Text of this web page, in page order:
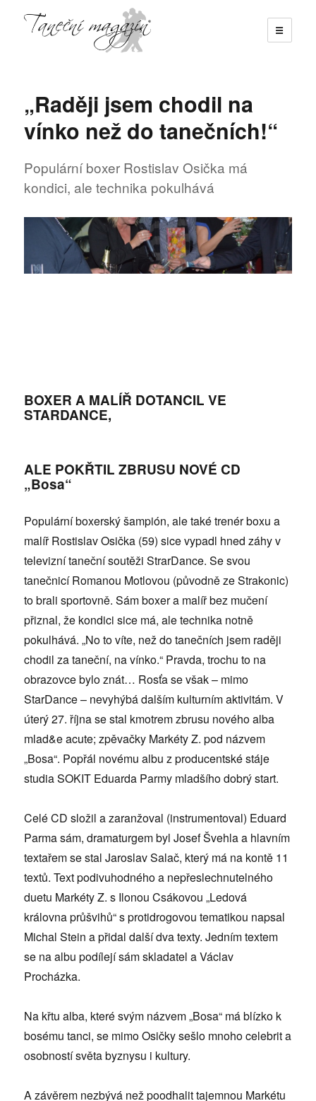
☰
„Raději jsem chodil na
vínko než do tanečních!“
Populární boxer Rostislav Osička má
kondici, ale technika pokulhává
BOXER A MALÍŘ DOTANCIL VE
STARDANCE,
ALE POKŘTIL ZBRUSU NOVÉ CD
„Bosa“
Populární boxerský šampión, ale také trenér boxu a
malíř Rostislav Osička (59) sice vypadl hned záhy v
televizní taneční soutěži StrarDance. Se svou
tanečnicí Romanou Motlovou (původně ze Strakonic)
to brali sportovně. Sám boxer a malíř bez mučení
přiznal, že kondici sice má, ale technika notně
pokulhává. „No to víte, než do tanečních jsem raději
chodil za taneční, na vínko.“ Pravda, trochu to na
obrazovce bylo znát… Rosťa se však – mimo
StarDance – nevyhýbá dalším kulturním aktivitám. V
úterý 27. října se stal kmotrem zbrusu nového alba
mlad&e acute; zpěvačky Markéty Z. pod názvem
„Bosa“. Popřál novému albu z producentské stáje
studia SOKIT Eduarda Parmy mladšího dobrý start.
Celé CD složil a zaranžoval (instrumentoval) Eduard
Parma sám, dramaturgem byl Josef Švehla a hlavním
textařem se stal Jaroslav Salač, který má na kontě 11
textů. Text podivuhodného a nepřeslechnutelného
duetu Markéty Z. s Ilonou Csákovou „Ledová
královna průšvihů“ s protidrogovou tematikou napsal
Michal Stein a přidal další dva texty. Jedním textem
se na albu podílejí sám skladatel a Václav
Procházka.
Na křtu alba, které svým názvem „Bosa“ má blízko k
bosému tanci, se mimo Osičky sešlo mnoho celebrit a
osobností světa byznysu i kultury.
A závěrem nezbývá než poodhalit tajemnou Markétu